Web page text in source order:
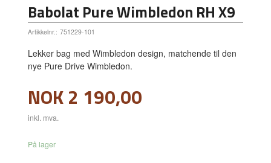
Babolat Pure Wimbledon RH X9
Artikkelnr.: 751229-101
Lekker bag med Wimbledon design, matchende til den
nye Pure Drive Wimbledon.
Pris
NOK2 190,00
inkl. mva.
På lager